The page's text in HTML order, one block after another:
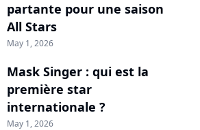
partante pour une saison
All Stars
May 1, 2026
Mask Singer : qui est la
première star
internationale ?
May 1, 2026